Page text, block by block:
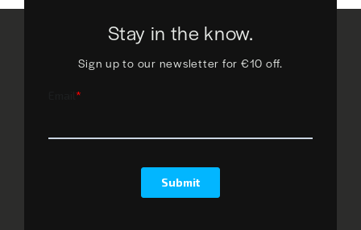
Stay in the know.
Sign up to our newsletter for €10 off.